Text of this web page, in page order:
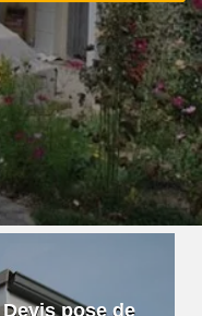
Devis pose de